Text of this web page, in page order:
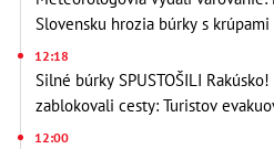
Slovensku hrozia búrky s krúpami
12:18
Silné búrky SPUSTOŠILI
zablokovali cesty: Turistov
12:00